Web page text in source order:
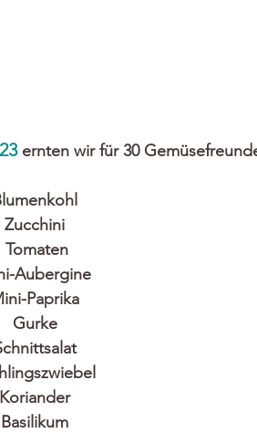
ernten wir für 30
Zucchini
Tomaten
Aubergine
Paprika
Gurke
Koriander
Basilikum